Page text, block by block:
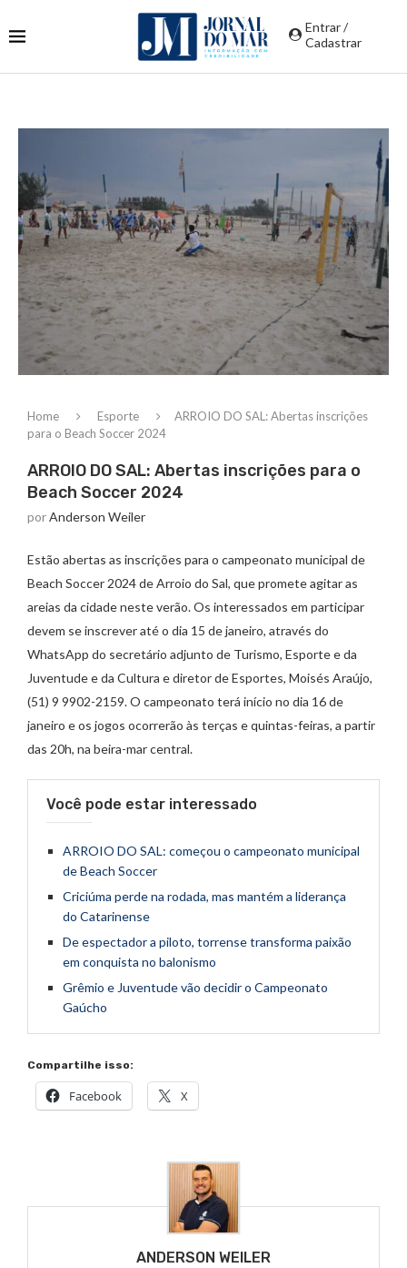
Entrar /
Cadastrar
Home Esporte
ARROIO DO SAL: Abertas inscrições
para o Beach Soccer 2024
ARROIO DO SAL: Abertas inscrições para o
Beach Soccer 2024
porAnderson Weiler
Estão abertas as inscrições para o campeonato municipal de
Beach Soccer 2024 de Arroio do Sal, que promete agitar as
areias da cidade neste verão. Os interessados em participar
devem se inscrever até o dia 15 de janeiro, através do
WhatsApp do secretário adjunto de Turismo, Esporte e da
Juventude e da Cultura e diretor de Esportes, Moisés Araújo,
(51) 9 9902-2159. O campeonato terá início no dia 16 de
janeiro e os jogos ocorrerão às terças e quintas-feiras, a partir
das 20h, na beira-mar central.
Você pode estar interessado
ARROIO DO SAL: começou o campeonato municipal
de Beach Soccer
Criciúma perde na rodada, mas mantém a liderança
do Catarinense
De espectador a piloto, torrense transforma paixão
em conquista no balonismo
Grêmio e Juventude vão decidir o Campeonato
Gaúcho
Compartilhe isso:
Facebook X
ANDERSON WEILER